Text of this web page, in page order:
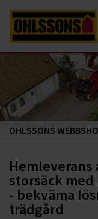
OHLSSONS
storsäck
- bekväma
trädgård